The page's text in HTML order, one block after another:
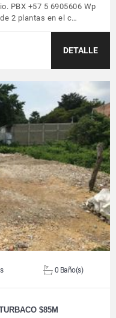
PBX +57 5 6905606 Wp
2 plantas en el c…
DETALLE
0 Baño(s)
$85M